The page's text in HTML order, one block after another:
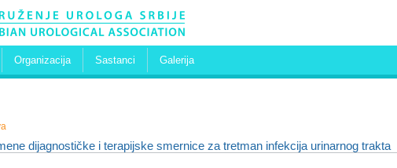
Organizacija Sastanci Galerija
dijagnostičke i terapijske smernice za tretman infekcija urinarnog trakta